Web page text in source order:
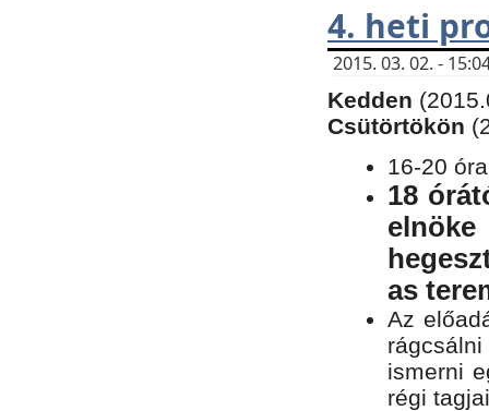
4. heti
2015. 03. 02. -
Kedden
Csütörtökön
16-20
18
as
Az
ismerni
régi